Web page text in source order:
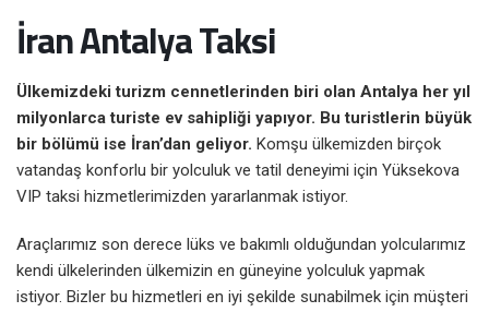
İran Antalya Taksi
Ülkemizdeki turizm cennetlerinden biri olan Antalya her yıl
milyonlarca turiste ev sahipliği yapıyor. Bu turistlerin büyük
bir bölümü ise İran’dan geliyor. Komşu ülkemizden birçok
vatandaş konforlu bir yolculuk ve tatil deneyimi için Yüksekova
VIP taksi hizmetlerimizden yararlanmak istiyor.
Araçlarımız son derece lüks ve bakımlı olduğundan yolcularımız
kendi ülkelerinden ülkemizin en güneyine yolculuk yapmak
istiyor. Bizler bu hizmetleri en iyi şekilde sunabilmek için müşteri